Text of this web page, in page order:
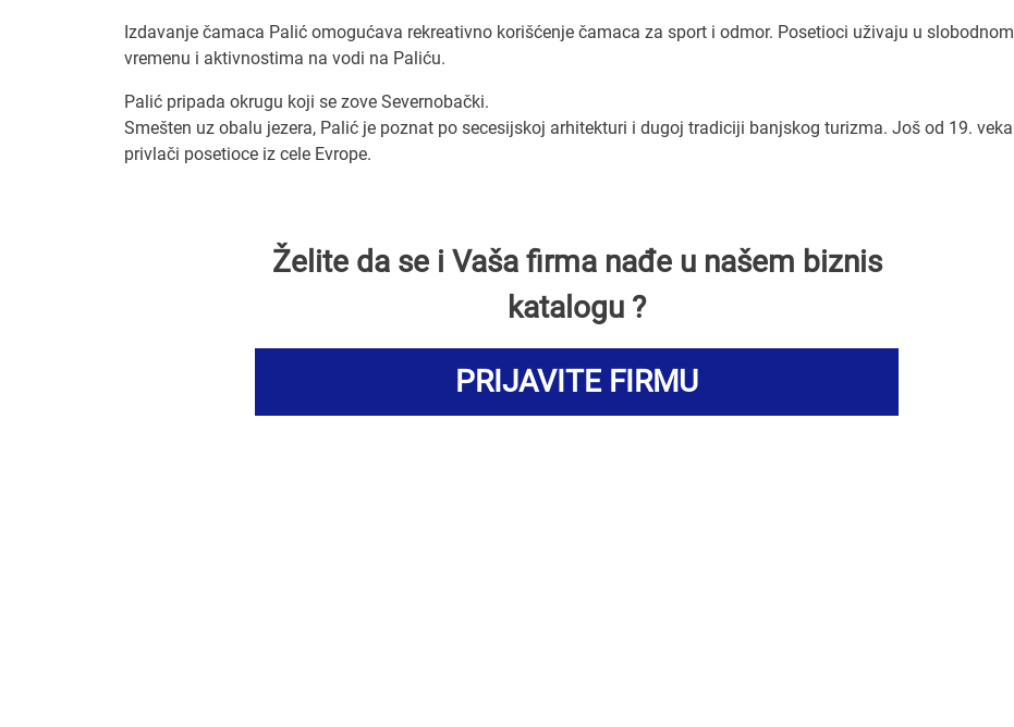
Izdavanje čamaca Palić omogućava rekreativno korišćenje čamaca za sport i odmor. Posetioci uživaju u slobodnom
vremenu i aktivnostima na vodi na Paliću.
Palić pripada okrugu koji se zove Severnobački.
Smešten uz obalu jezera, Palić je poznat po secesijskoj arhitekturi i dugoj tradiciji banjskog turizma. Još od 19. veka
privlači posetioce iz cele Evrope.
Želite da se i Vaša firma nađe u našem biznis
katalogu ?
PRIJAVITE FIRMU